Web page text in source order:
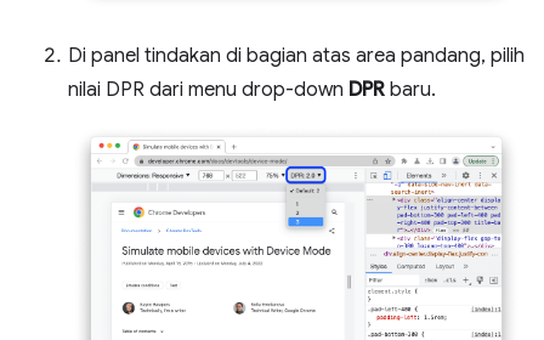
Di panel tindakan di bagian atas area pandang, pilih
nilai DPR dari menu drop-down DPR baru.